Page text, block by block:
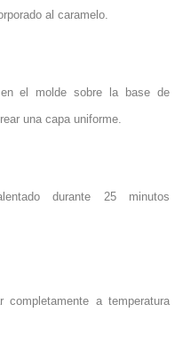
al caramelo.
el molde sobre la base de
una capa uniforme.
durante 25 minutos
a temperatura